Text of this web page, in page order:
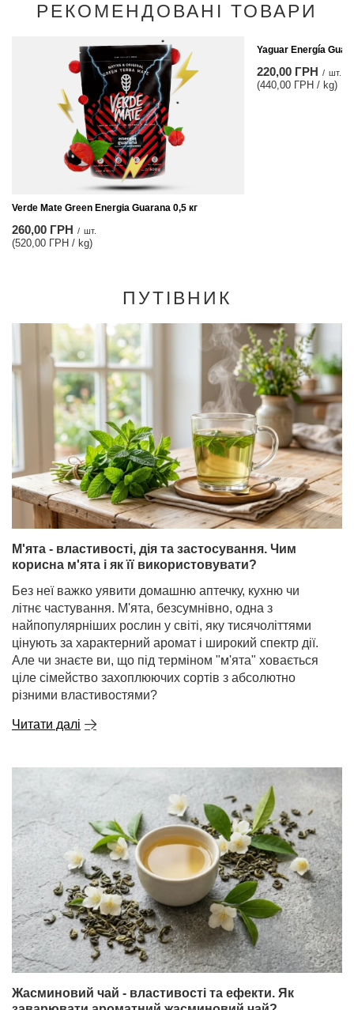
РЕКОМЕНДОВАНІ ТОВАРИ
Verde Mate Green Energia Guarana 0,5 кг
260,00 ГРН / шт.
(520,00 ГРН / kg)
Yaguar Energía
220,00 ГРН / шт.
(440,00 ГРН / kg)
ПУТІВНИК
М'ята - властивості, дія та застосування. Чим
корисна м'ята і як її використовувати?
Без неї важко уявити домашню аптечку, кухню чи
літнє частування. М'ята, безсумнівно, одна з
найпопулярніших рослин у світі, яку тисячоліттями
цінують за характерний аромат і широкий спектр дії.
Але чи знаєте ви, що під терміном "м'ята" ховається
ціле сімейство захоплюючих сортів з абсолютно
різними властивостями?
Читати далі
Жасминовий чай - властивості та ефекти. Як